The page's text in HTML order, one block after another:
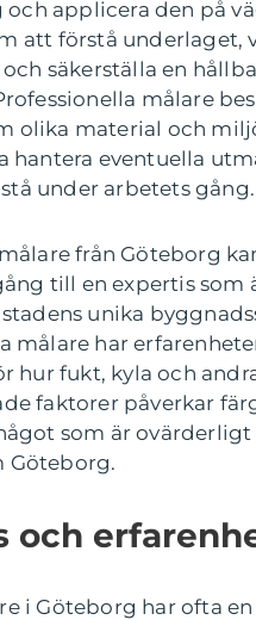
och applicera den på
att förstå underlaget,
säkerställa en
målare
olika material och
hantera eventuella
under arbetets gång.
från Göteborg
till en expertis som
unika
målare har
hur fukt, kyla och
faktorer påverkar
som är ovärderligt
Göteborg.
och
i Göteborg har ofta